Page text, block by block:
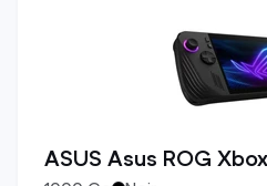
ASUS Asus ROG